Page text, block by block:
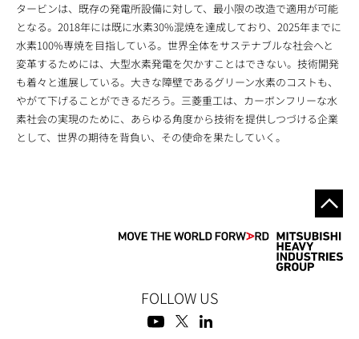
タービンは、既存の発電所設備に対して、最小限の改造で適用が可能
となる。2018年には既に水素30%混焼を達成しており、2025年までに
水素100%専焼を目指している。世界全体をサステナブルな社会へと
変革するためには、大型水素発電を欠かすことはできない。技術開発
も着々と進展している。大きな障壁であるグリーン水素のコストも、
やがて下げることができるだろう。三菱重工は、カーボンフリーな水
素社会の実現のために、あらゆる角度から技術を提供しつづける企業
として、世界の期待を背負い、その使命を果たしていく。
FOLLOW US